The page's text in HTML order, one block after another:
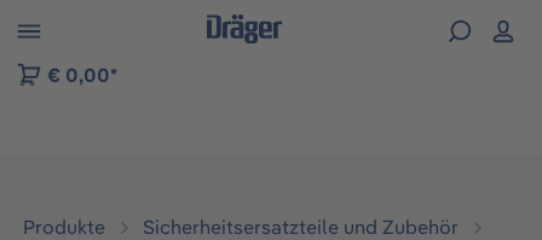
der B2B-Plattform springen
€ 0,00*
Produkte
Sicherheitsersatzteile und Zubehör